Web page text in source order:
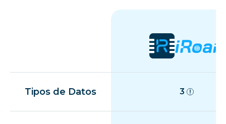
Tipos de Datos 3